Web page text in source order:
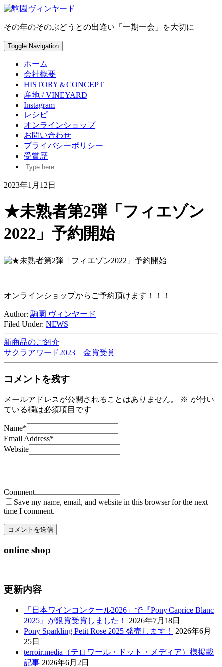
Skip
content
その年のそのぶどうとの出逢い「一期一会」を大切に
Toggle Navigation
ホーム
会社概要
HISTORY＆CONCEPT
産地 / VINEYARD
Instagram
レシピ
オンラインショップ
お問い合わせ
プライバシーポリシー
受賞歴
2023年1月12日
★未熟者第2弾「フィエゾン
2022」予約開始
オンラインショップからご予約頂けます！！！
Author: 駒園 ヴィンヤード
Filed Under: NEWS
新商品のご紹介
サクラアワード2023 金賞受賞
コメントを残す
メールアドレスが公開されることはありません。 ※ が付い
ている欄は必須項目です
Name*
Email Address*
Website
Comment
Save my name, email, and website in this browser for the next
time I comment.
online shop
更新内容
「日本ワインコンクール2026」で『Pony Caprice Blanc
2025』が銀賞受賞しました！
2026年7月18日
Pony Sparkling Petit Rosē 2025 発売します！
2026年6月
25日
terroir.media（テロワール・ドット・メディア）様掲載
記事 2026年6月2日